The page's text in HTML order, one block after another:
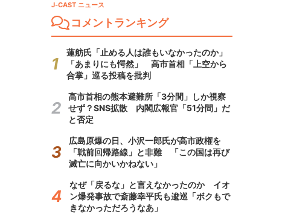
J-CAST ニュース
コメントランキング
蓮舫氏「止める人は誰もいなかったのか」
「あまりにも愕然」 高市首相「上空から
合掌」巡る投稿を批判
高市首相の熊本避難所「3分間」しか視察
せず？SNS拡散 内閣広報官「51分間」だ
と否定
広島原爆の日、小沢一郎氏が高市政権を
「戦前回帰路線」と非難 「この国は再び
滅亡に向かいかねない」
なぜ「戻るな」と言えなかったのか イオ
ン爆発事故で斎藤幸平氏も逡巡「ボクもで
きなかっただろうなあ」